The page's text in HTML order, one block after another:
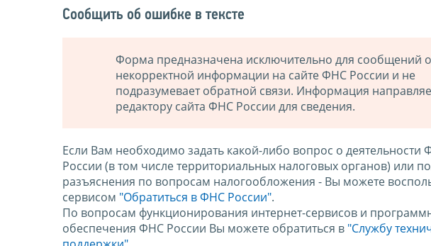
Сообщить об ошибке в тексте
Форма предназначена исключительно для сообщений о
некорректной информации на сайте ФНС России и не
подразумевает обратной связи. Информация
редактору сайта ФНС России для сведения.
Если Вам необходимо задать какой-либо вопрос о деятельности
России (в том числе территориальных налоговых органов) или
разъяснения по вопросам налогообложения - Вы можете
сервисом "Обратиться в ФНС России".
По вопросам функционирования интернет-сервисов и
обеспечения ФНС России Вы можете обратиться в "Службу